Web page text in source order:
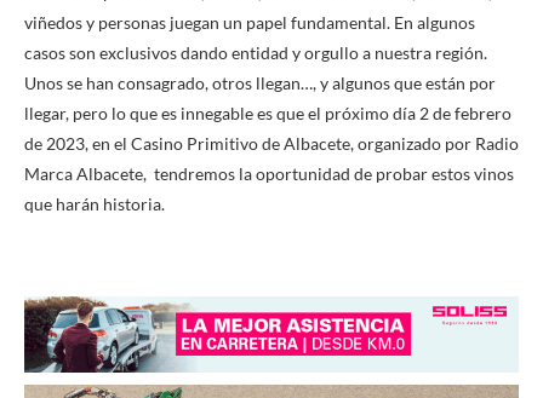
viñedos y personas juegan un papel fundamental. En algunos
casos son exclusivos dando entidad y orgullo a nuestra región.
Unos se han consagrado, otros llegan…, y algunos que están por
llegar, pero lo que es innegable es que el próximo día 2 de febrero
de 2023, en el Casino Primitivo de Albacete, organizado por Radio
Marca Albacete, tendremos la oportunidad de probar estos vinos
que harán historia.